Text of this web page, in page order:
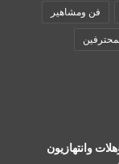
فن ومشاهير
وانتهازيون